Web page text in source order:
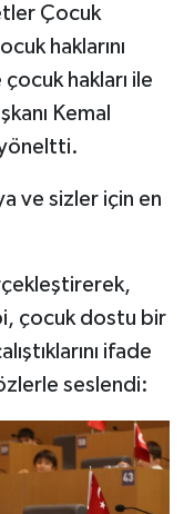
Çocuk
haklarını
hakları ile
Kemal
yöneltti.
ve sizler için en
çocuk dostu bir
ifade
seslendi: